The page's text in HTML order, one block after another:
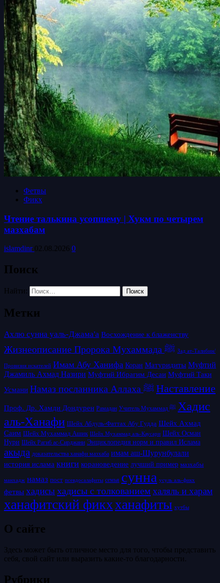
Фетвы
Фикх
Чтение талькина усопшему | Хукм по четырем
мазхабам
islamdinr 02.08.2026 0
Поиск
Найти:
Метки
Ахлю сунна уаль-Джама'а Восхождение к блаженству
Жизнеописание Пророка Мухаммада ﷺ Зад ат-Талибин/
Провизия искателей Имам Абу Ханифа Коран Матуридиты Муфтий
Джамиль Ахмад Назири Муфтий Ибрагим Десаи Муфтий Таки
Усмани
Намаз посланника Аллаха ﷺ Наставление
Проф. Др. Хамди Дондурен Рамадан Учитель Мухаммад ﷺ Хадис
аль-Ханафи Шейх Абдуль-Фаттах Абу Гудда Шейх Ахмад
Саим Шейх Мухаммад Ашик Шейх Мухаммад аль-Каусари Шейх Осман
Нури Шейх Рагиб ас-Сирджани Энциклопедия норм и правил Ислама
акыда доказательства ханафи мазхаба имам аш-Шурунбулали
история ислама книги корановедение лучший пример мазхабы
манхадж намаз пост псевдосалафиты семья сунна усуль аль-фикх
фетвы хадисыхадисы с толкованием халяль и харам
ханафитский фикхханафиты хутбы
О сайте
Здесь может быть отличное место для того, чтобы представить
себя, свой сайт или выразить какие-то благодарности.
Рубрики